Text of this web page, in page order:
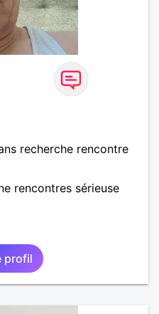
recherche rencontre
rencontres sérieuse
profil